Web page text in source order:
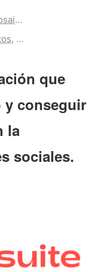
, redes sociales
que
y conseguir
la
sociales.